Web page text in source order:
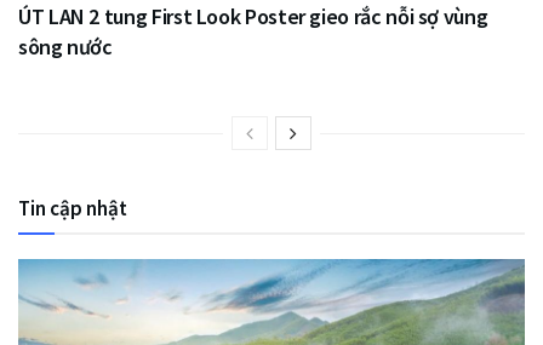
ÚT LAN 2 tung First Look Poster gieo rắc nỗi sợ vùng
sông nước
Tin cập nhật